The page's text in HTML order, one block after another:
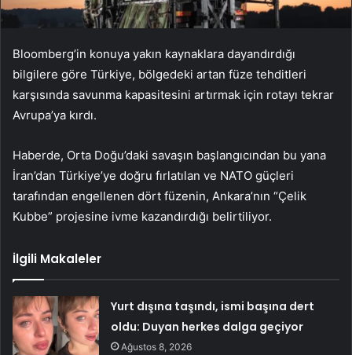
Bloomberg’in konuya yakın kaynaklara dayandırdığı
bilgilere göre Türkiye, bölgedeki artan füze tehditleri
karşısında savunma kapasitesini artırmak için rotayı tekrar
Avrupa’ya kırdı.
Haberde, Orta Doğu’daki savaşın başlangıcından bu yana
İran’dan Türkiye’ye doğru fırlatılan ve NATO güçleri
tarafından engellenen dört füzenin, Ankara’nın “Çelik
Kubbe” projesine ivme kazandırdığı belirtiliyor.
İlgili Makaleler
Yurt dışına taşındı, ismi başına dert
oldu: Duyan herkes dalga geçiyor
Ağustos 8, 2026